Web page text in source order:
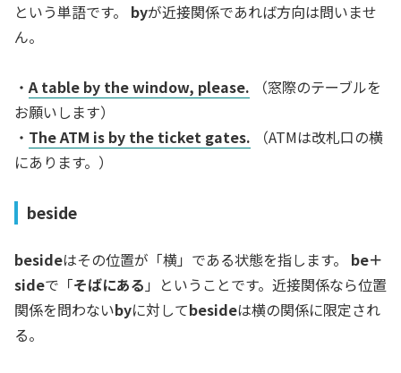
という単語です。 byが近接関係であれば方向は問いませ
ん。
・A table by the window, please. （窓際のテーブルを
お願いします）
・ The ATM is by the ticket gates. （ATMは改札口の横
にあります。）
beside
besideはその位置が「横」である状態を指します。 be＋
sideで「そばにある 」ということです。近接関係なら位置
関係を問わないbyに対してbesideは横の関係に限定され
る。